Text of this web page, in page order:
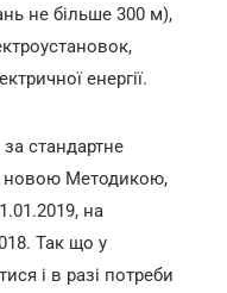
не більше 300 м),
енергії.
стандартне
новою Методикою,
на
Так що у
і в разі потреби